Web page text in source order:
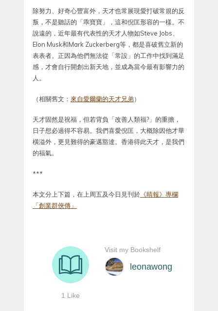
除努力、好奇心豐富外，天才也常展現愛打破常規的反
叛，不是聽話的「乖寶寶」，這和倪匡形容的一樣。不
說遠的，近年最有代表性的天才人物如Steve Jobs、
Elon Musk和Mark Zuckerberg等，都是喜破舊立新的
表表者。正因為他們無法從「常設」的工作中找到滿足
感，才會自行開創出新天地，並成為當今最有影響力的
人。
（相關舊文： 來自愛爾蘭的天才兄弟）
天才固然是祝福，但若背負「改善人類福?」的重擔，
日子想必過得不容易。我們喜愛倪匡，大概除因他才華
橫溢外，更見難得的豪邁豁達。香港得此天才，是我們
的福氣。
***
本文分上下篇，在上周五及今日見刊於 《晴報》專欄
「創業群俠傳」